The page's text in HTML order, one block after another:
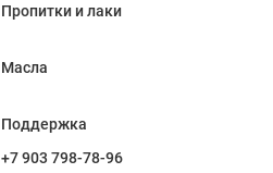
Пропитки и лаки
Масла
Поддержка
+7 903 798-78-96